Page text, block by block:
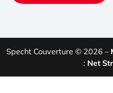
Specht Couverture © 2026 –
: Net